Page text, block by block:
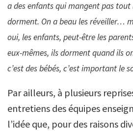
a des enfants qui mangent pas tout
dorment. On a beau les réveiller…
oui, les enfants, peut-être les
eux-mêmes, ils dorment quand ils
c’est des bébés, c’est important le
Par ailleurs, à plusieurs
entretiens des équipes
l’idée que, pour des raisons